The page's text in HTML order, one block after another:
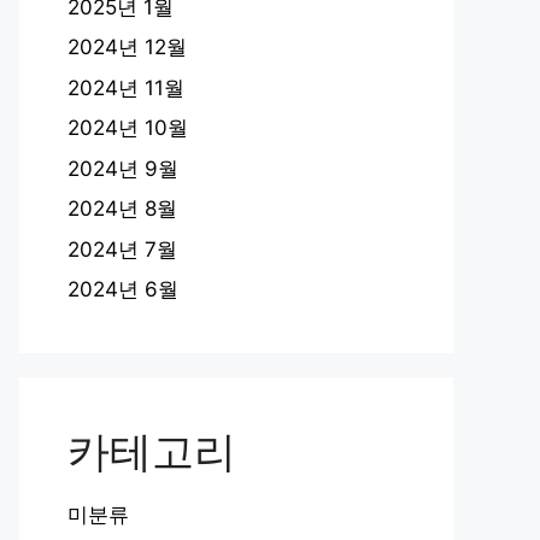
2025년 1월
2024년 12월
2024년 11월
2024년 10월
2024년 9월
2024년 8월
2024년 7월
2024년 6월
카테고리
미분류